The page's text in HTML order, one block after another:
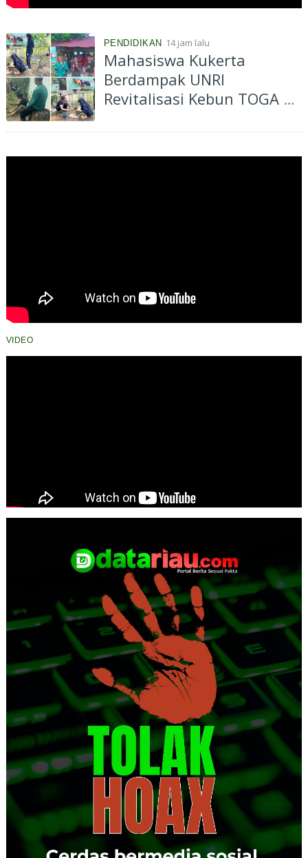
PENDIDIKAN 14 jam lalu
Mahasiswa Kukerta
Berdampak UNRI
Revitalisasi Kebun TOGA di
Dorong Pemanfaatan
Tanaman Obat Keluarga
VIDEO